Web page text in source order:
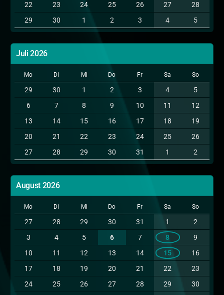
22
23 24 25 26 27
28
29
30 1 2 3 4 5
Juli 2026
Mo Di Mi Do Fr Sa So
29 30 1 2 3 4
5
6
7 8 9 10 11
12
13
14 15 16 17 18
19
20
21 22 23 24 25
26
27
28 29 30 31 1 2
August 2026
Mo Di Mi Do Fr Sa So
27 28 29 30 31 1
2
3
4 5 6 7 8
9
10
11 12 13 14 15
16
17
18 19 20 21 22
23
24
25 26 27 28 29
30